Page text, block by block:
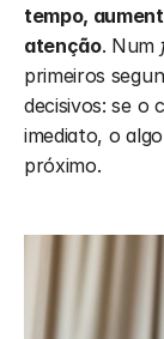
tempo,
atenção. Num
primeiros
decisivos: se o
imediato, o
próximo.